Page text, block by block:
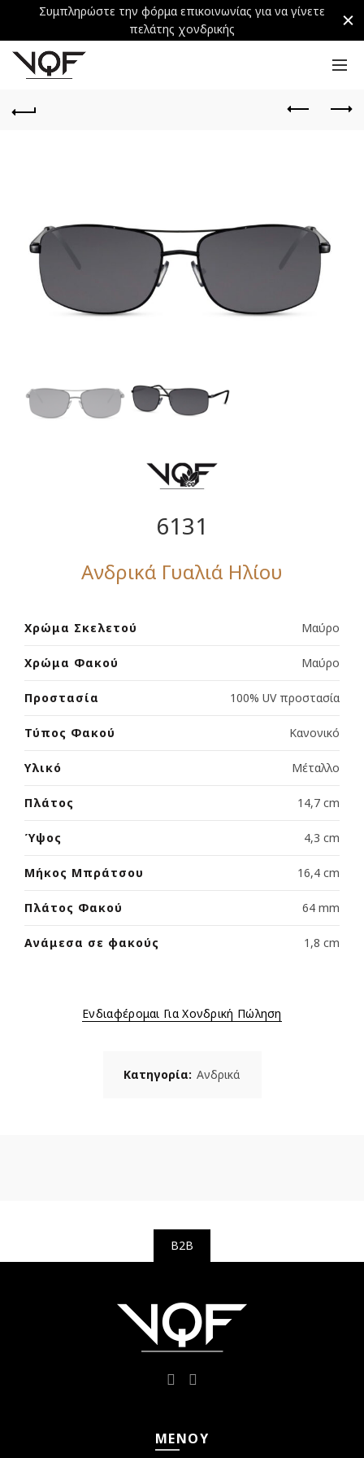
6131
Ανδρικά Γυαλιά Ηλίου
Χρώμα Σκελετού Μαύρο
Χρώμα Φακού Μαύρο
Προστασία 100% UV προστασία
Τύπος Φακού Κανονικό
Υλικό Μέταλλο
Πλάτος 14,7 cm
Ύψος 4,3 cm
Μήκος Μπράτσου 16,4 cm
Πλάτος Φακού 64 mm
Ανάμεσα σε φακούς 1,8 cm
Ενδιαφέρομαι Για Χονδρική Πώληση
Κατηγορία: Ανδρικά
B2B
ΜΕΝΟΎ
Συμπληρώστε την φόρμα επικοινωνίας για να γίνετε
πελάτης χονδρικής